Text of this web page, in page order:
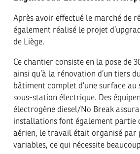
Après avoir effectué le marché de
également réalisé le projet
de Liège.
Ce chantier consiste en la pose de
ainsi qu’à la rénovation d’un tiers
bâtiment complet d’une surface
sous-station électrique. Des
électrogène diesel/No Break
installations font également partie
aérien, le travail était organisé par
variables, ce qui nécessite